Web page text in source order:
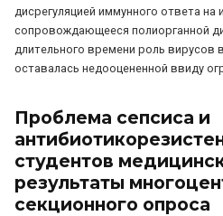
дисрегуляцией иммунного ответа на
сопровождающееся полиорганной
длительного времени роль вирусов
оставалась недооцененной ввиду
Проблема сепсиса и
студентов
результаты
секционного опроса